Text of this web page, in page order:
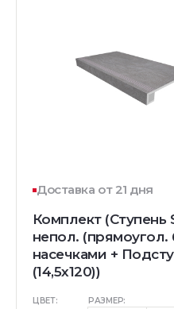
Доставка от 21 дня
Комплект (Ступень
непол. (прямоугол.
насечками +
(14,5x120))
ЦВЕТ: РАЗМЕР: